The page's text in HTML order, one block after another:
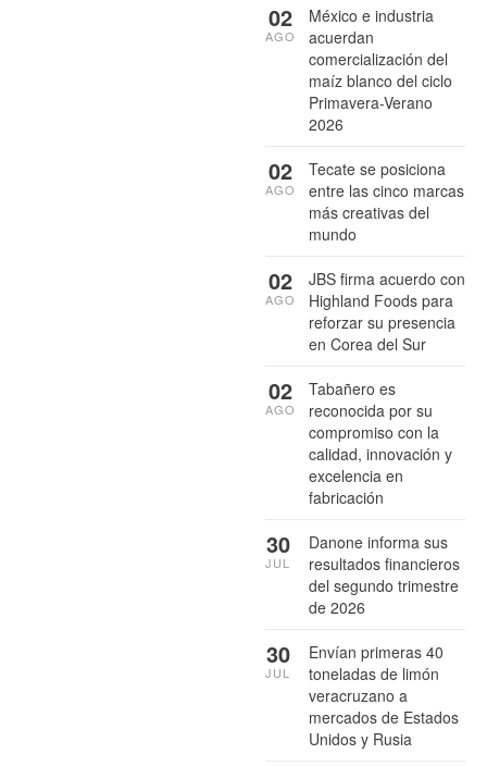
México e industria
acuerdan
comercialización del
maíz blanco del ciclo
Primavera-Verano
2026
02
AGO
Tecate se posiciona
entre las cinco marcas
más creativas del
mundo
02
AGO
JBS firma acuerdo con
Highland Foods para
reforzar su presencia
en Corea del Sur
02
AGO
Tabañero es
reconocida por su
compromiso con la
calidad, innovación y
excelencia en
fabricación
02
AGO
Danone informa sus
resultados financieros
del segundo trimestre
de 2026
30
JUL
Envían primeras 40
toneladas de limón
veracruzano a
mercados de Estados
Unidos y Rusia
30
JUL